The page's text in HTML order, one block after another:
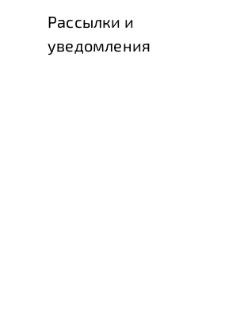
Рассылки и
уведомления